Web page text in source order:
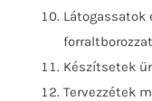
Látogassatok
Készítsetek
Tervezzétek